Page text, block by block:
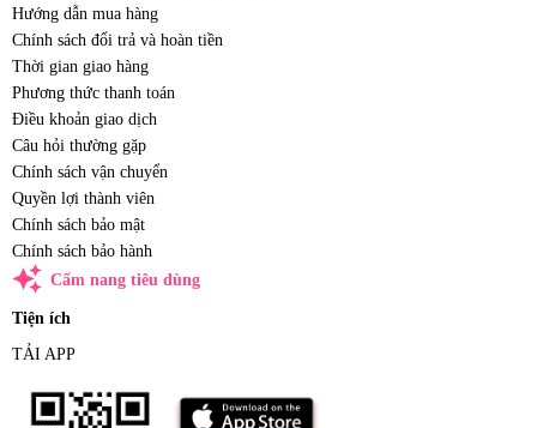
Hướng dẫn mua hàng
Chính sách đổi trả và hoàn tiền
Thời gian giao hàng
Phương thức thanh toán
Điều khoản giao dịch
Câu hỏi thường gặp
Chính sách vận chuyển
Quyền lợi thành viên
Chính sách bảo mật
Chính sách bảo hành
auto_awesome Cẩm nang tiêu dùng
Tiện ích
TẢI APP